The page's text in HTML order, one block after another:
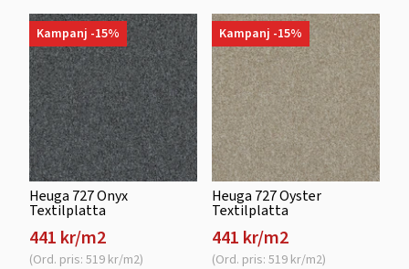
Kampanj -15%
Heuga 727 Onyx
Textilplatta
441 kr/m2
(Ord. pris: 519 kr/m2)
Kampanj -15%
Heuga 727 Oyster
Textilplatta
441 kr/m2
(Ord. pris: 519 kr/m2)